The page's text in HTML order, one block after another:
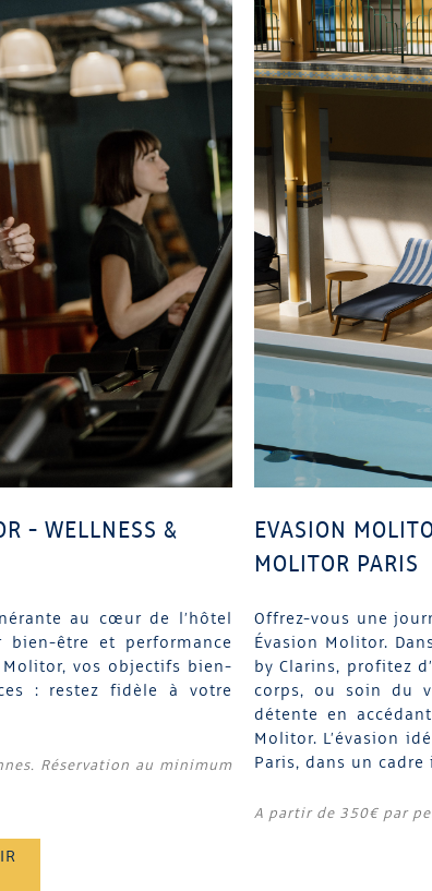
- WELLNESS &
au cœur de l’hôtel
être et performance
Molitor, vos objectifs bien-
: restez fidèle à votre
Réservation au minimum
EVASION
MOLITOR PARIS
Offrez-vous une
Évasion Molitor.
by Clarins, profitez
corps, ou soin du
détente en
Molitor. L’évasion
Paris, dans un cadre
A partir de 350€ par